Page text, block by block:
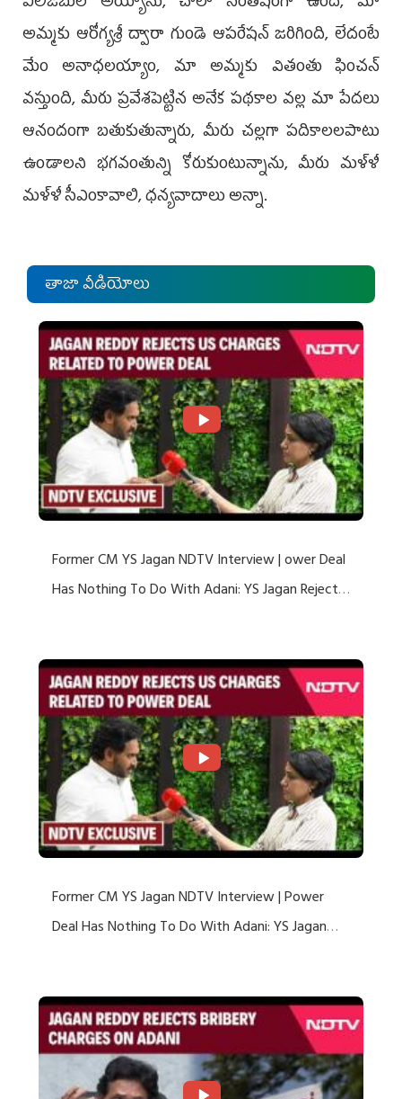
అమ్మకు ఆరోగ్యశ్రీ ద్వారా గుండె ఆపరేషన్‌ జరిగింది, లేదంటే
మేం అనాధలయ్యాం, మా అమ్మకు వితంతు ఫించన్‌
వస్తుంది, మీరు ప్రవేశపెట్టిన అనేక పథకాల వల్ల మా పేదలు
ఆనందంగా బతుకుతున్నారు, మీరు చల్లగా పదికాలలపాటు
ఉండాలని భగవంతున్ని కోరుకుంటున్నాను, మీరు మళ్ళీ
మళ్ళీ సీఎంకావాలి, ధన్యవాదాలు అన్నా.
తాజా వీడియోలు
Former CM YS Jagan NDTV Interview | ower Deal
Has Nothing To Do With Adani: YS Jagan Rejects
Former CM YS Jagan NDTV Interview | Power
Deal Has Nothing To Do With Adani: YS Jagan